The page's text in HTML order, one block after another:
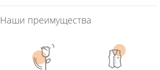
Наши преимущества